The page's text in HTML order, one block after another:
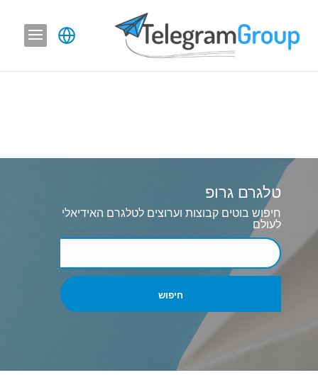
טלגרם גרופ
חיפוש בוטים קבוצות וערוצים לטלגרם האידיאלי
לעולם